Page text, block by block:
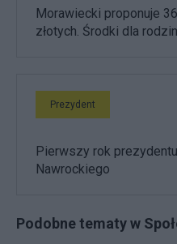
Morawiecki proponuje
złotych. Środki dla
Prezydent
Pierwszy rok
Nawrockiego
Podobne tematy w